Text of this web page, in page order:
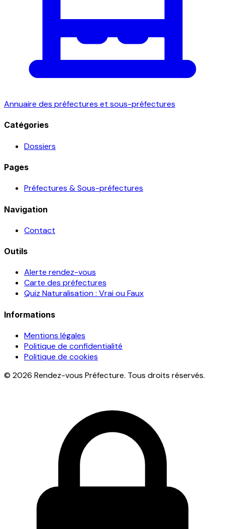
Annuaire des préfectures et sous-préfectures
Catégories
Dossiers
Pages
Préfectures & Sous-préfectures
Navigation
Contact
Outils
Alerte rendez-vous
Carte des préfectures
Quiz Naturalisation : Vrai ou Faux
Informations
Mentions légales
Politique de confidentialité
Politique de cookies
© 2026 Rendez-vous Préfecture. Tous droits réservés.